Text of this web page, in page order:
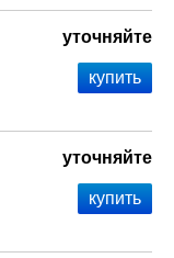
уточняйте
уточняйте